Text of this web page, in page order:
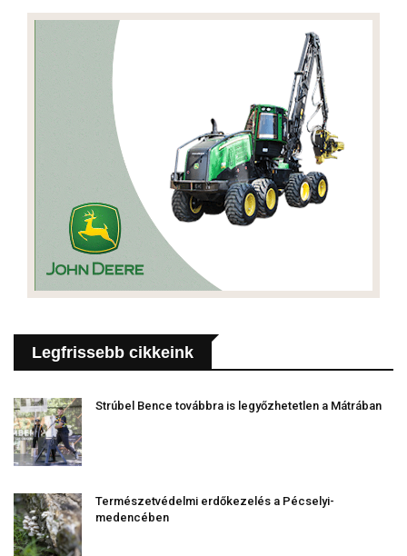
Legfrissebb cikkeink
Strúbel Bence továbbra is legyőzhetetlen a Mátrában
Természetvédelmi erdőkezelés a Pécselyi-
medencében